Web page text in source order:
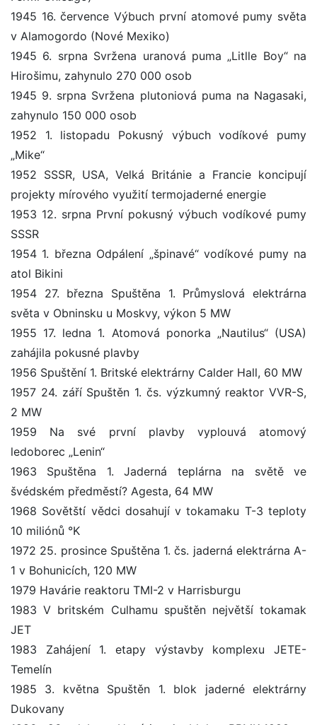
1945 16. července Výbuch první atomové pumy světa
v Alamogordo (Nové Mexiko)
1945 6. srpna Svržena uranová puma „Litlle Boy“ na
Hirošimu, zahynulo 270 000 osob
1945 9. srpna Svržena plutoniová puma na Nagasaki,
zahynulo 150 000 osob
1952 1. listopadu Pokusný výbuch vodíkové pumy
„Mike“
1952 SSSR, USA, Velká Británie a Francie koncipují
projekty mírového využití termojaderné energie
1953 12. srpna První pokusný výbuch vodíkové pumy
SSSR
1954 1. března Odpálení „špinavé“ vodíkové pumy na
atol Bikini
1954 27. března Spuštěna 1. Průmyslová elektrárna
světa v Obninsku u Moskvy, výkon 5 MW
1955 17. ledna 1. Atomová ponorka „Nautilus“ (USA)
zahájila pokusné plavby
1956 Spuštění 1. Britské elektrárny Calder Hall, 60 MW
1957 24. září Spuštěn 1. čs. výzkumný reaktor VVR-S,
2 MW
1959 Na své první plavby vyplouvá atomový
ledoborec „Lenin“
1963 Spuštěna 1. Jaderná teplárna na světě ve
švédském předměstí? Agesta, 64 MW
1968 Sovětští vědci dosahují v tokamaku T-3 teploty
10 miliónů °K
1972 25. prosince Spuštěna 1. čs. jaderná elektrárna A-
1 v Bohunicích, 120 MW
1979 Havárie reaktoru TMI-2 v Harrisburgu
1983 V britském Culhamu spuštěn největší tokamak
JET
1983 Zahájení 1. etapy výstavby komplexu JETE-
Temelín
1985 3. května Spuštěn 1. blok jaderné elektrárny
Dukovany